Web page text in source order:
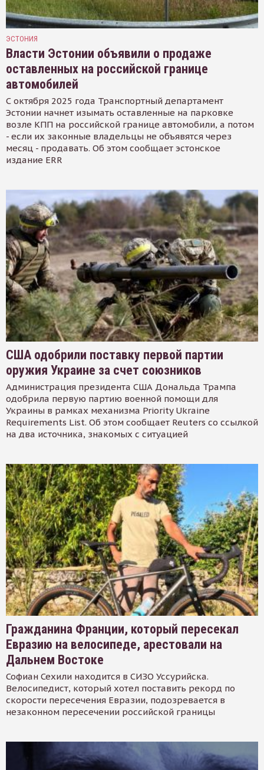
ЭСТОНИЯ
Власти Эстонии объявили о продаже
оставленных на российской границе
автомобилей
С октября 2025 года Транспортный департамент
Эстонии начнет изымать оставленные на парковке
возле КПП на российской границе автомобили, а потом
- если их законные владельцы не объявятся через
месяц - продавать. Об этом сообщает эстонское
издание ERR
США одобрили поставку первой партии
оружия Украине за счет союзников
Администрация президента США Дональда Трампа
одобрила первую партию военной помощи для
Украины в рамках механизма Priority Ukraine
Requirements List. Об этом сообщает Reuters со ссылкой
на два источника, знакомых с ситуацией
Гражданина Франции, который пересекал
Евразию на велосипеде, арестовали на
Дальнем Востоке
Софиан Сехили находится в СИЗО Уссурийска.
Велосипедист, который хотел поставить рекорд по
скорости пересечения Евразии, подозревается в
незаконном пересечении российской границы